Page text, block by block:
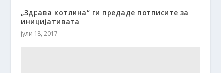
„Здрава котлина“ ги предаде потписите за
иницијативата
јули 18, 2017